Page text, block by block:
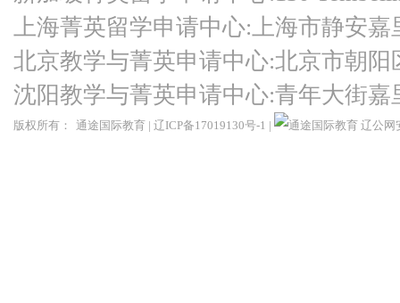
上海菁英留学申请中心:上海市静安嘉
北京教学与菁英申请中心:北京市朝
沈阳教学与菁英申请中心:青年大街
版权所有： 通途国际教育 | 辽ICP备17019130号-1 | 辽公网